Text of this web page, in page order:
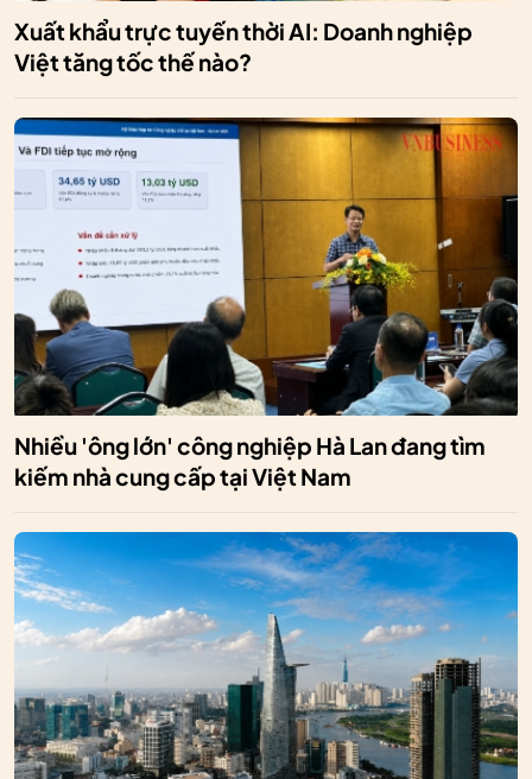
Xuất khẩu trực tuyến thời AI: Doanh nghiệp
Việt tăng tốc thế nào?
Nhiều 'ông lớn' công nghiệp Hà Lan đang tìm
kiếm nhà cung cấp tại Việt Nam